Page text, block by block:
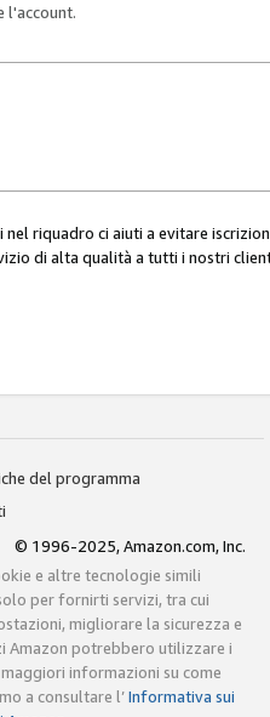
l'account.
nel riquadro ci aiuti a evitare
di alta qualità a tutti i nostri
del programma
© 1996-2025, Amazon.com, Inc.
e altre tecnologie simili
per fornirti servizi, tra cui
migliorare la sicurezza e
Amazon potrebbero utilizzare i
informazioni su come
a consultare l’Informativa sui